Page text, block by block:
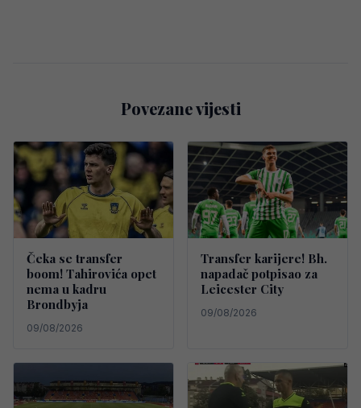
Povezane vijesti
Čeka se transfer
boom! Tahirovića opet
nema u kadru
Brondbyja
09/08/2026
Transfer karijere! Bh.
napadač potpisao za
Leicester City
09/08/2026